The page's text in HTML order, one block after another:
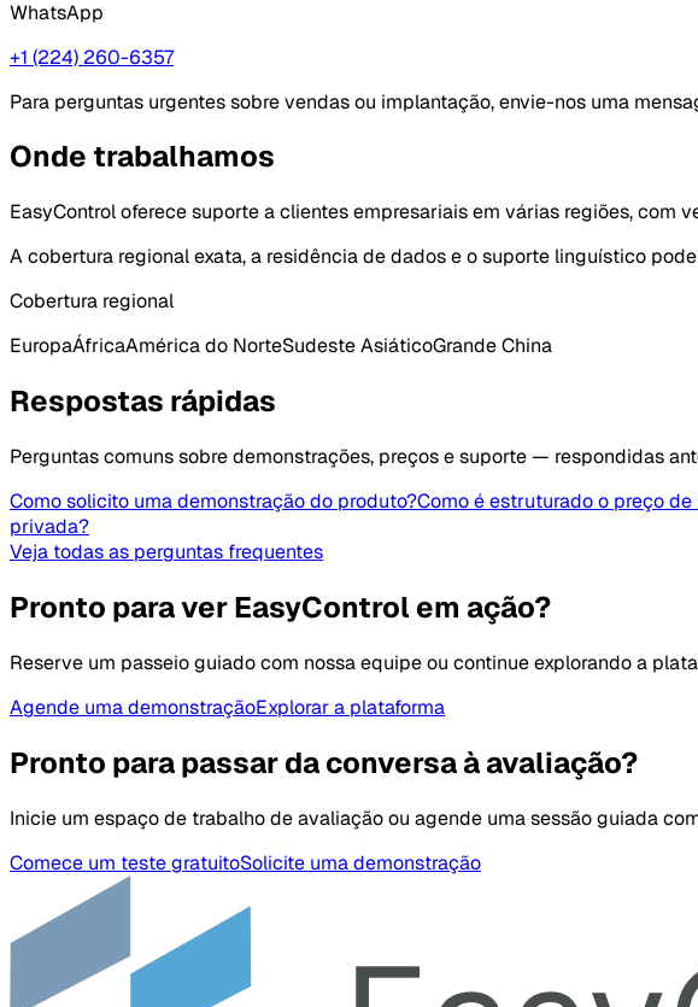
WhatsApp
+1 (224) 260-6357
Para perguntas urgentes sobre vendas ou implantação, envie-nos uma
Onde trabalhamos
EasyControl oferece suporte a clientes empresariais em várias regiões, com
A cobertura regional exata, a residência de dados e o suporte linguístico
Cobertura regional
EuropaÁfricaAmérica do NorteSudeste AsiáticoGrande China
Respostas rápidas
Perguntas comuns sobre demonstrações, preços e suporte — respondidas
Como solicito uma demonstração do produto?Como é estruturado o preço de
privada?
Veja todas as perguntas frequentes
Pronto para ver EasyControl em ação?
Reserve um passeio guiado com nossa equipe ou continue explorando a
Agende uma demonstraçãoExplorar a plataforma
Pronto para passar da conversa à avaliação?
Inicie um espaço de trabalho de avaliação ou agende uma sessão guiada
Comece um teste gratuitoSolicite uma demonstração